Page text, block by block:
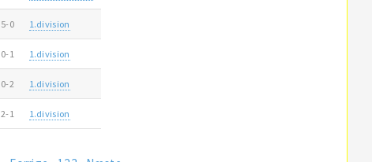
5-0 1.division
0-1 1.division
0-2 1.division
2-1 1.division